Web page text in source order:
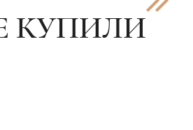
КУПИЛИ